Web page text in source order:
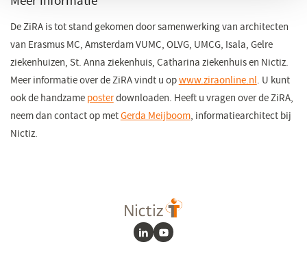
De ZiRA is tot stand gekomen door samenwerking van architecten
van Erasmus MC, Amsterdam VUMC, OLVG, UMCG, Isala, Gelre
ziekenhuizen, St. Anna ziekenhuis, Catharina ziekenhuis en Nictiz.
Meer informatie over de ZiRA vindt u opwww.ziraonline.nl(opent
in
een
. U kunt
ook de handzame posterdownloaden. Heeft u vragen over de ZiRA,
neem dan contact op metGerda Meijboom(opent
, informatiearchitect bij
Nictiz.
LinkedInYoutube